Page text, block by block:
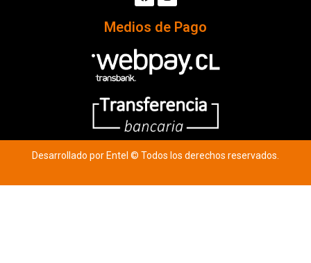
Medios de Pago
Desarrollado por Entel © Todos los derechos reservados.